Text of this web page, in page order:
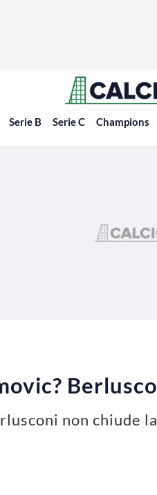
Serie B Serie C Champions
non chiude